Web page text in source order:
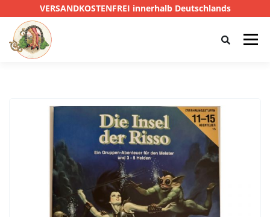
VERSANDKOSTENFREI innerhalb Deutschlands
Menü
DAS SCHWARZE AUGE D&D PRIVATE EYE
SONSTIGE 0,00 €